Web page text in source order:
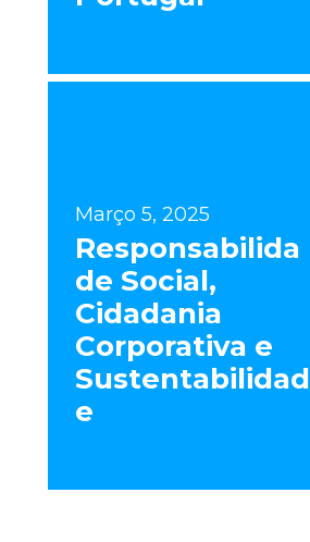
Março 5, 2025
Responsabilida
de Social,
Cidadania
Corporativa e
Sustentabilidad
e